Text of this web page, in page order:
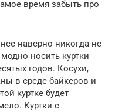
время забыть про
наверно никогда не
носить куртки
годов. Косухи,
в среде байкеров и
куртке будет
Куртки с